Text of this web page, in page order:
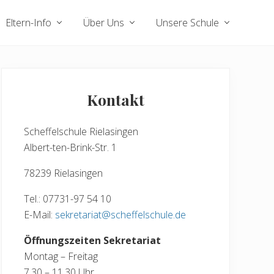
Eltern-Info Über Uns Unsere Schule
Kontakt
Scheffelschule Rielasingen
Albert-ten-Brink-Str. 1
78239 Rielasingen
Tel.: 07731-97 54 10
E-Mail: sekretariat@scheffelschule.de
Öffnungszeiten Sekretariat
Montag – Freitag